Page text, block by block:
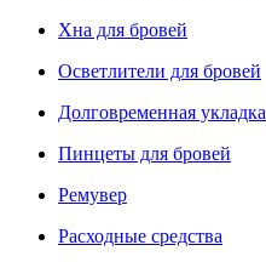
Хна для бровей
Осветлители для бровей
Долговременная укладка
Пинцеты для бровей
Ремувер
Расходные средства